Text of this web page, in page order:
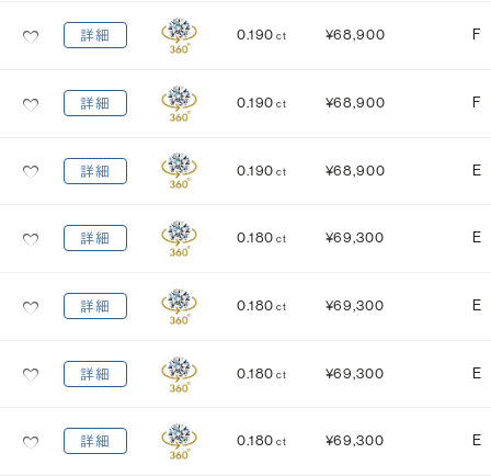
EXCELLENT
EXCELLENT
NONE
FAINT
詳細 0.190 ct ¥68,900 F
詳細 0.190 ct ¥68,900 F
詳細 0.190 ct ¥68,900 E
詳細 0.180 ct ¥69,300 E
詳細 0.180 ct ¥69,300 E
詳細 0.180 ct ¥69,300 E
詳細 0.180 ct ¥69,300 E